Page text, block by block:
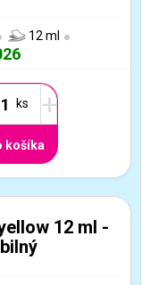
12 ml
+
košíka
12 ml -